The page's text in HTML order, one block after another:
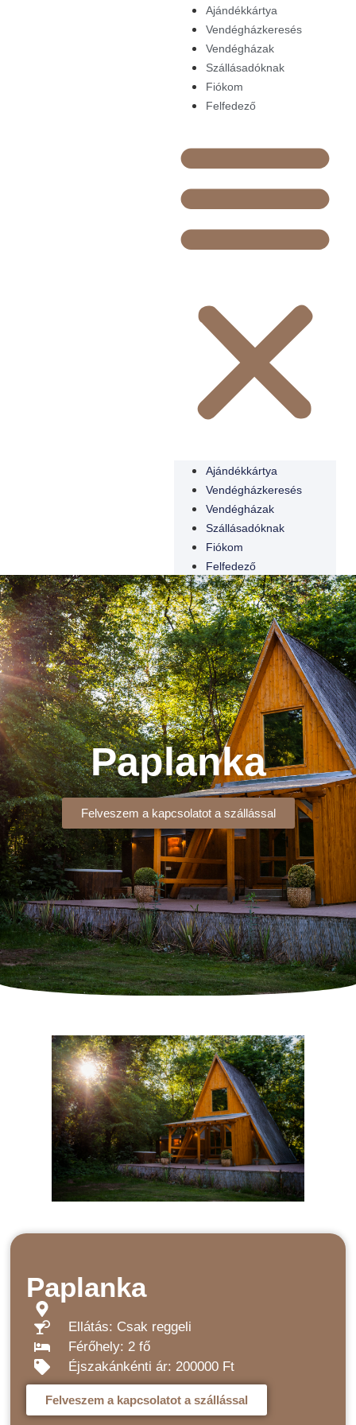
Ajándékkártya
Vendégházkeresés
Vendégházak
Szállásadóknak
Fiókom
Felfedező
Ajándékkártya
Vendégházkeresés
Vendégházak
Szállásadóknak
Fiókom
Felfedező
Paplanka
Felveszem a kapcsolatot a szállással
Paplanka
Ellátás: Csak reggeli
Férőhely: 2 fő
Éjszakánkénti ár: 200000 Ft
Felveszem a kapcsolatot a szállással